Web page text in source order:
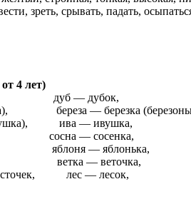
зреть, срывать, падать,
4 лет)
дуб — дубок,
береза — березка
ива — ивушка,
— сосенка,
— яблонька,
ветка — веточка,
лес — лесок,